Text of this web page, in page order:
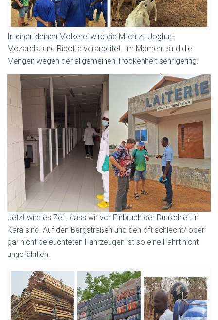
In einer kleinen Molkerei wird die Milch zu Joghurt,
Mozarella und Ricotta verarbeitet. Im Moment sind die
Mengen wegen der allgemeinen Trockenheit sehr gering.
Jetzt wird es Zeit, dass wir vor Einbruch der Dunkelheit in
Kara sind. Auf den Bergstraßen und den oft schlecht/ oder
gar nicht beleuchteten Fahrzeugen ist so eine Fahrt nicht
ungefährlich.